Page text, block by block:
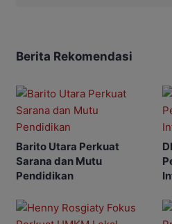
Berita Rekomendasi
Barito Utara Perkuat
Sarana dan Mutu
Pendidikan